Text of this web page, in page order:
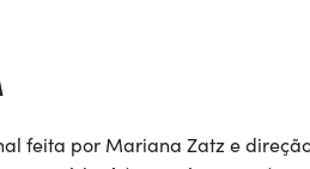
feita por Mariana Zatz e